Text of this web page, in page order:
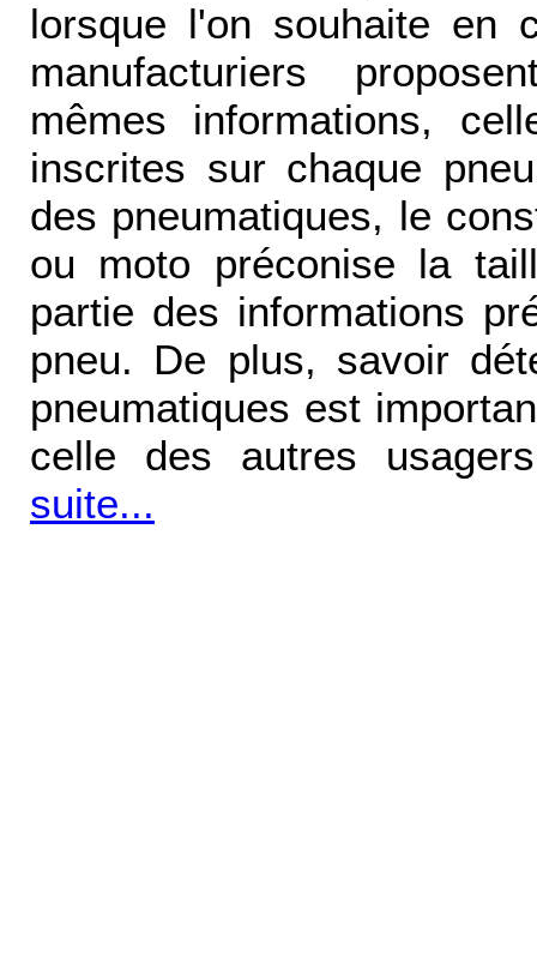
lorsque l'on souhaite en
manufacturiers
mêmes informations,
inscrites sur chaque
des pneumatiques, le
ou moto préconise la
partie des informations
pneu. De plus, savoir
pneumatiques est
celle des autres
suite...